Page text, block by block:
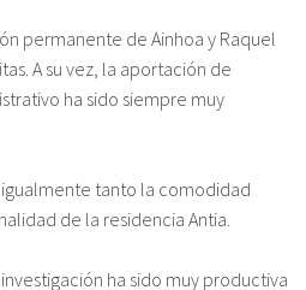
permanente de Ainhoa y Raquel
A su vez, la aportación de
ha sido siempre muy
tanto la comodidad
de la residencia Antia.
ha sido muy productiva